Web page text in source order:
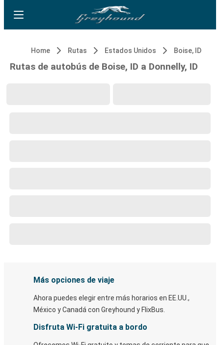
Home Rutas Estados Unidos Boise, ID
Rutas de autobús de Boise, ID a Donnelly, ID
Más opciones de viaje
Ahora puedes elegir entre más horarios en EE.UU.,
México y Canadá con Greyhound y FlixBus.
Disfruta Wi-Fi gratuita a bordo